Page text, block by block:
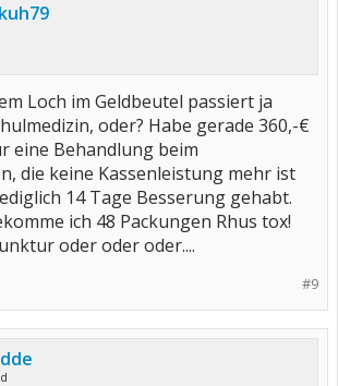
Loch im Geldbeutel passiert ja
oder? Habe gerade 360,-€
eine Behandlung beim
die keine Kassenleistung mehr ist
14 Tage Besserung gehabt.
ich 48 Packungen Rhus tox!
oder oder oder....
#9